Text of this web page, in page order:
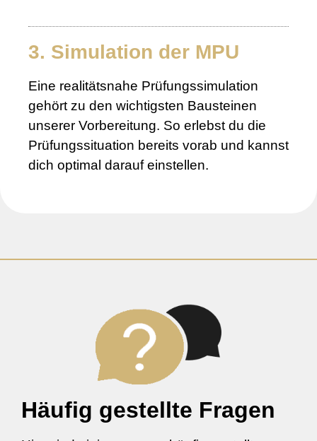
3. Simulation der MPU
Eine realitätsnahe Prüfungssimulation
gehört zu den wichtigsten Bausteinen
unserer Vorbereitung. So erlebst du die
Prüfungssituation bereits vorab und kannst
dich optimal darauf einstellen.
Häufig gestellte Fragen